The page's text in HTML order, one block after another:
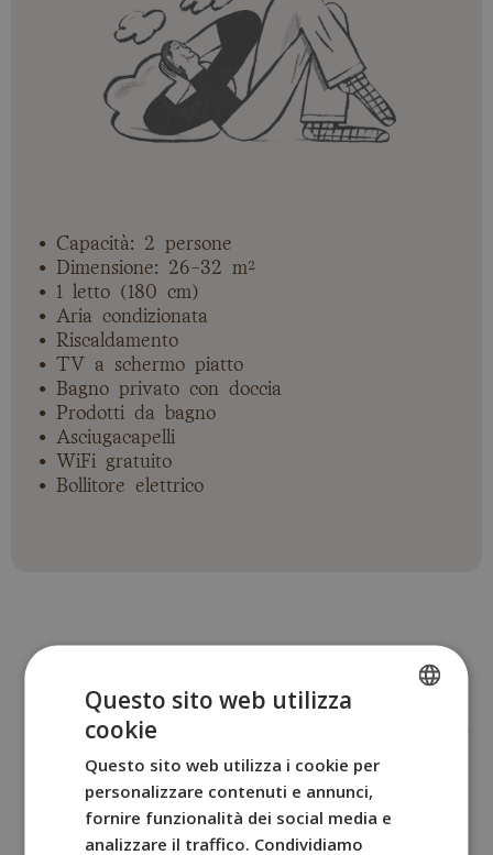
• Capacità: 2 persone
• Dimensione: 26-32 m²
• 1 letto (180 cm)
• Aria condizionata
• Riscaldamento
• TV a schermo piatto
• Bagno privato con doccia
• Prodotti da bagno
• Asciugacapelli
• WiFi gratuito
• Bollitore elettrico
ALTRE CAMERE
Prenota la camera di BYPILLOW
Flamant
che meglio si adatta alle tue
esigenze.
ENGLISH
Questo sito web utilizza
cookie
Questo sito web utilizza i cookie per
personalizzare contenuti e annunci,
fornire funzionalità dei social media e
analizzare il traffico. Condividiamo